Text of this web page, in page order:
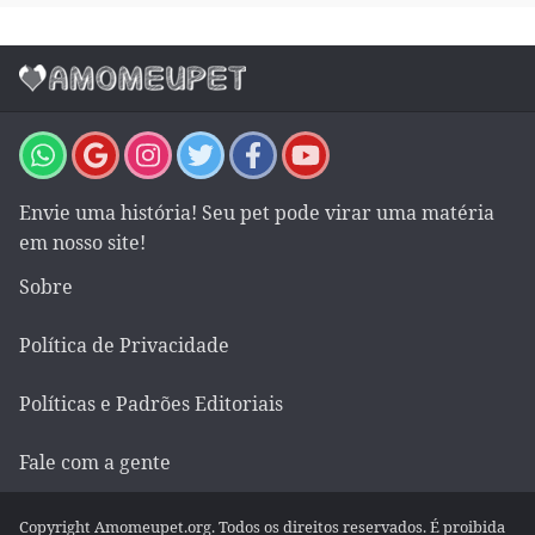
Envie uma história! Seu pet pode virar uma matéria
em nosso site!
Sobre
Política de Privacidade
Políticas e Padrões Editoriais
Fale com a gente
Copyright Amomeupet.org. Todos os direitos reservados. É proibida